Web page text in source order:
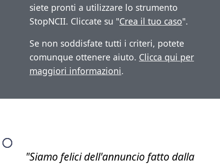
siete pronti a utilizzare lo strumento
StopNCII. Cliccate su "Crea il tuo caso".
Se non soddisfate tutti i criteri, potete
comunque ottenere aiuto. Clicca qui per
maggiori informazioni.
"Siamo felici dell'annuncio fatto dalla